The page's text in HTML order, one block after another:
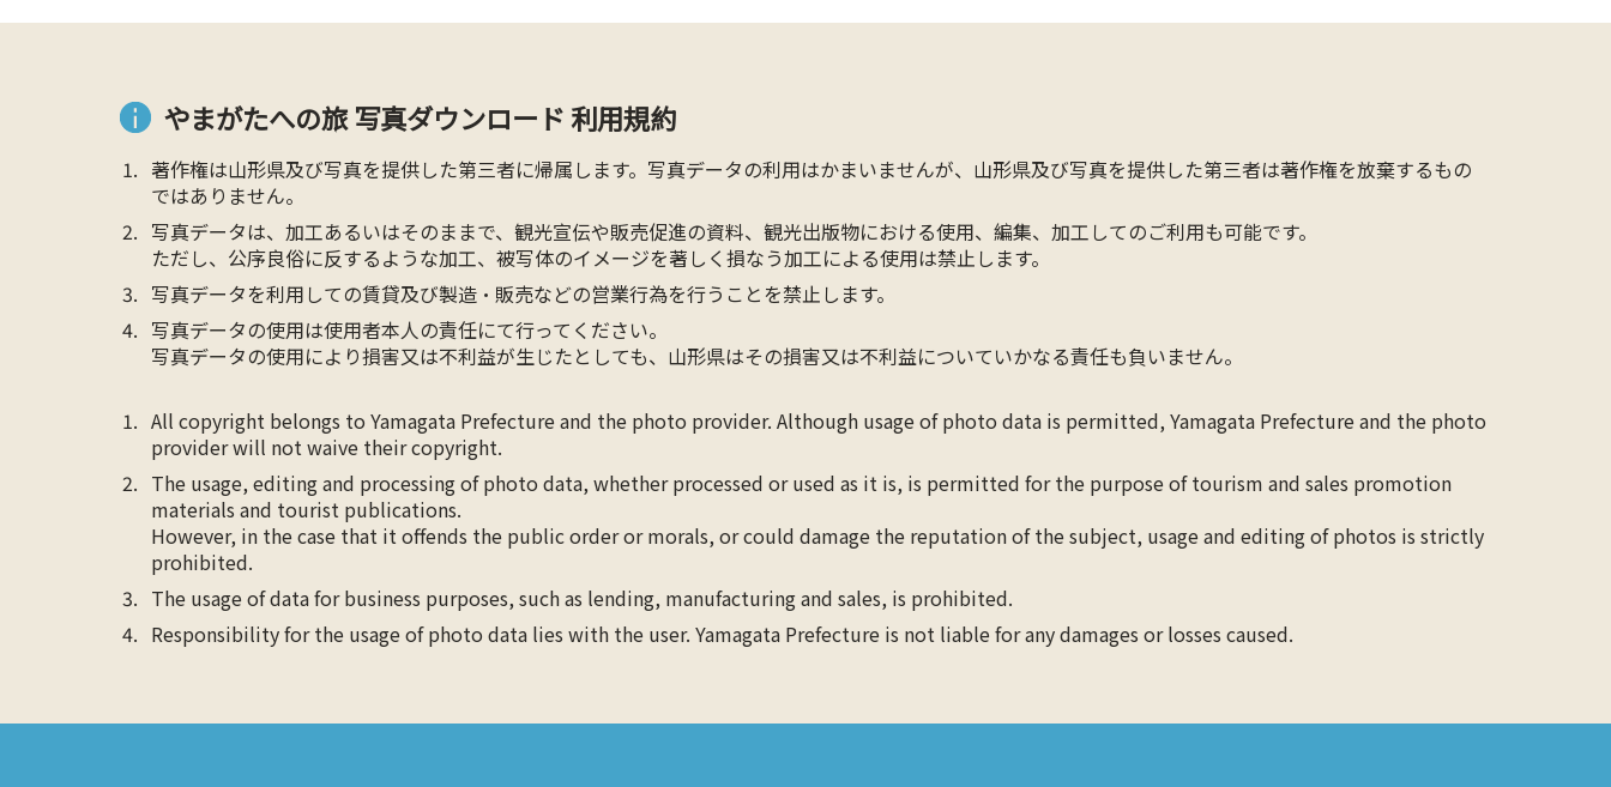
やまがたへの旅 写真ダウンロード 利用規約
著作権は山形県及び写真を提供した第三者に帰属します。写真データの利用はかまいませんが、山形県及び写真を提供した第三者は著作権を放棄するもの
ではありません。
写真データは、加工あるいはそのままで、観光宣伝や販売促進の資料、観光出版物における使用、編集、加工してのご利用も可能です。
ただし、公序良俗に反するような加工、被写体のイメージを著しく損なう加工による使用は禁止します。
写真データを利用しての賃貸及び製造・販売などの営業行為を行うことを禁止します。
写真データの使用は使用者本人の責任にて行ってください。
写真データの使用により損害又は不利益が生じたとしても、山形県はその損害又は不利益についていかなる責任も負いません。
All copyright belongs to Yamagata Prefecture and the photo provider. Although usage of photo data is permitted, Yamagata Prefecture and the photo
provider will not waive their copyright.
The usage, editing and processing of photo data, whether processed or used as it is, is permitted for the purpose of tourism and sales promotion
materials and tourist publications.
However, in the case that it offends the public order or morals, or could damage the reputation of the subject, usage and editing of photos is strictly
prohibited.
The usage of data for business purposes, such as lending, manufacturing and sales, is prohibited.
Responsibility for the usage of photo data lies with the user. Yamagata Prefecture is not liable for any damages or losses caused.